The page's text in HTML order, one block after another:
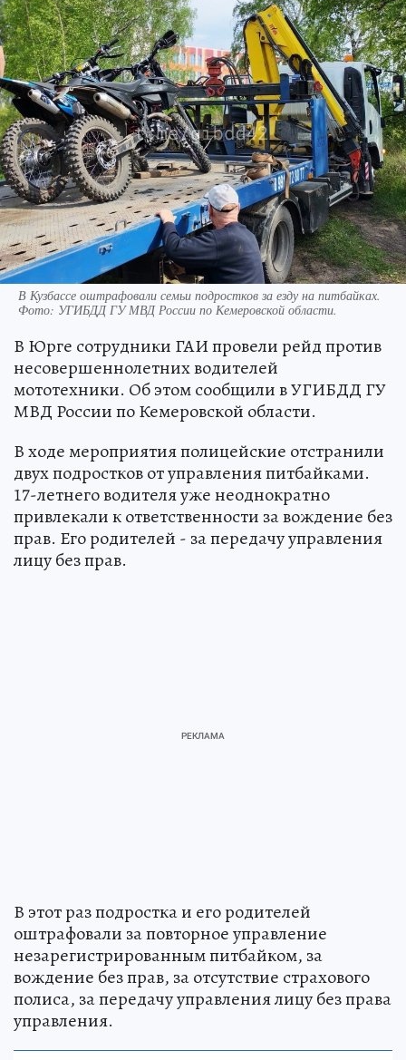
В Кузбассе оштрафовали семьи подростков за езду на питбайках.
Фото: УГИБДД ГУ МВД России по Кемеровской области.
В Юрге сотрудники ГАИ провели рейд против
несовершеннолетних водителей
мототехники. Об этом сообщили в УГИБДД ГУ
МВД России по Кемеровской области.
В ходе мероприятия полицейские отстранили
двух подростков от управления питбайками.
17-летнего водителя уже неоднократно
привлекали к ответственности за вождение без
прав. Его родителей - за передачу управления
лицу без прав.
В этот раз подростка и его родителей
оштрафовали за повторное управление
незарегистрированным питбайком, за
вождение без прав, за отсутствие страхового
полиса, за передачу управления лицу без права
управления.